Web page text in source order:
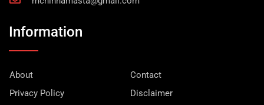
Information
About
Contact
Privacy Policy
Disclaimer